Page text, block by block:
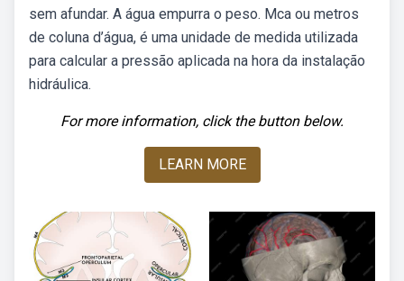
sem afundar. A água empurra o peso. Mca ou metros
de coluna d’água, é uma unidade de medida utilizada
para calcular a pressão aplicada na hora da instalação
hidráulica.
For more information, click the button below.
LEARN MORE